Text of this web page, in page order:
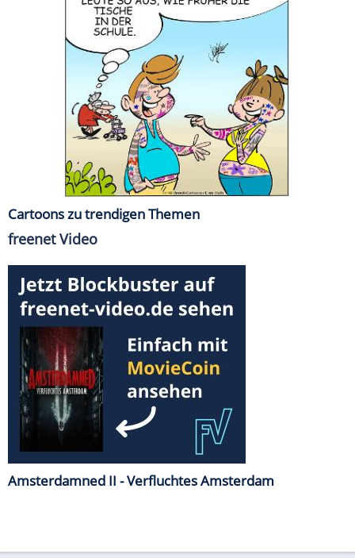
Cartoons zu trendigen Themen
freenet Video
Amsterdamned II - Verfluchtes Amsterdam